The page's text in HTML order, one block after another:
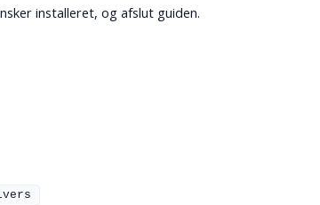
installeret, og afslut guiden.